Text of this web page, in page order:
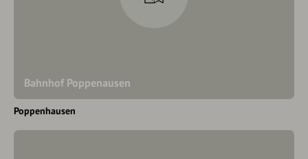
Bahnhof Poppenausen
Poppenhausen